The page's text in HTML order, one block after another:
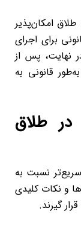
امکان‌پذیر
برای اجرای
نهایت، پس از
قانونی به
طلاق
نسبت به
و نکات کلیدی
گیرند.